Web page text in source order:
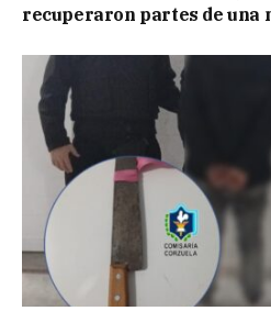
recuperaron partes de una